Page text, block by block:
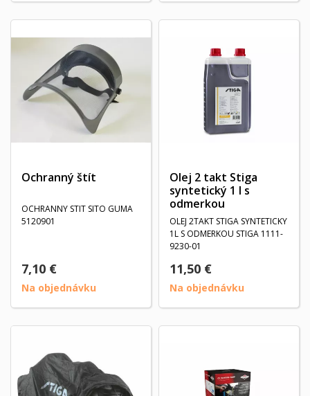
Ochranný štít
OCHRANNY STIT SITO GUMA
5120901
7,10 €
Na objednávku
Olej 2 takt Stiga
syntetický 1 l s
odmerkou
OLEJ 2TAKT STIGA SYNTETICKY
1L S ODMERKOU STIGA 1111-
9230-01
11,50 €
Na objednávku